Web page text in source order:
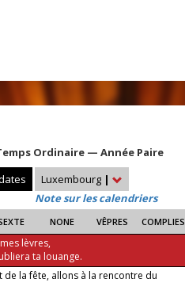
Ordinaire — Année Paire
Luxembourg |
Note sur les calendriers
NONE VÊPRES COMPLIES
lèvres,
ta louange.
de la fête, allons à la rencontre du